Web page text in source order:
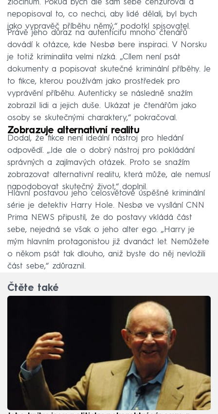
zločinům. Pokud bych ale sám sebe cenzuroval a
nepopisoval to, co nechci, aby lidé dělali, byl bych
jako vypravěč příběhu němý,“ podotkl spisovatel.
Právě jeho důraz na autenticitu mnoho čtenářů
dovádí k otázce, kde Nesbø bere inspiraci. V Norsku
je totiž kriminalita velmi nízká. „Cílem není psát
dokumenty a popisovat skutečné kriminální příběhy. Je
to fikce, kterou používám jako prostředek pro
vyprávění příběhu. Autenticky se následně snažím
zobrazil lidi a jejich duše. Ukázat je čtenářům jako
osoby se skutečnými charaktery,“ pokračoval.
Zobrazuje alternativní realitu
Dodal, že fikce není ideální nástroj pro hledání
odpovědí. „Jde ale o dobrý nástroj pro pokládání
správných a zajímavých otázek. Proto se snažím
zobrazovat alternativní realitu, která může, ale nemusí
napodobovat skutečný život,“ doplnil.
Hlavní postavou jeho celosvětově úspěšné kriminální
série je detektiv Harry Hole. Nesbø ve vysílání CNN
Prima NEWS připustil, že do postavy vkládá část
sebe, nejedná se však o jeho alter ego. „Harry je
mým hlavním protagonistou již dvanáct let. Nemůžete
o někom psát tak dlouho, aniž byste do něj nevložili
část sebe,“ zdůraznil.
Čtěte také